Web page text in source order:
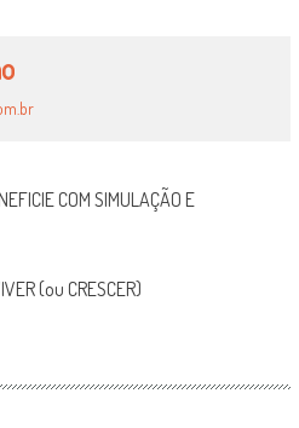
COM SIMULAÇÃO E
(ou CRESCER)